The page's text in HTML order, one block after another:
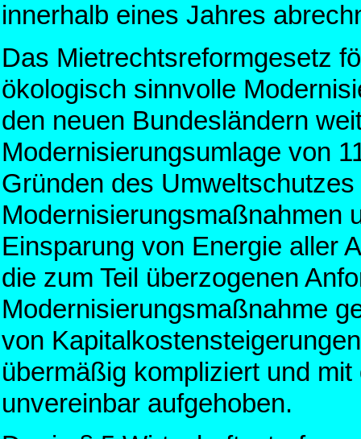
innerhalb eines Jahres
Das Mietrechtsreformgesetz
ökologisch sinnvolle
den neuen Bundesländern
Modernisierungsumlage von
Gründen des
Modernisierungsmaßnahmen
Einsparung von Energie aller
die zum Teil überzogenen
Modernisierungsmaßnahme
von
übermäßig kompliziert und
unvereinbar aufgehoben.